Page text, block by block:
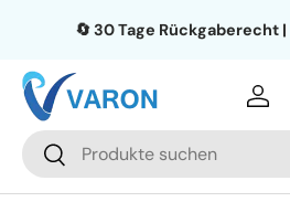
Direkt zum Inhalt
🔄 30 Tage Rückgaberecht
Suchen
Suchen